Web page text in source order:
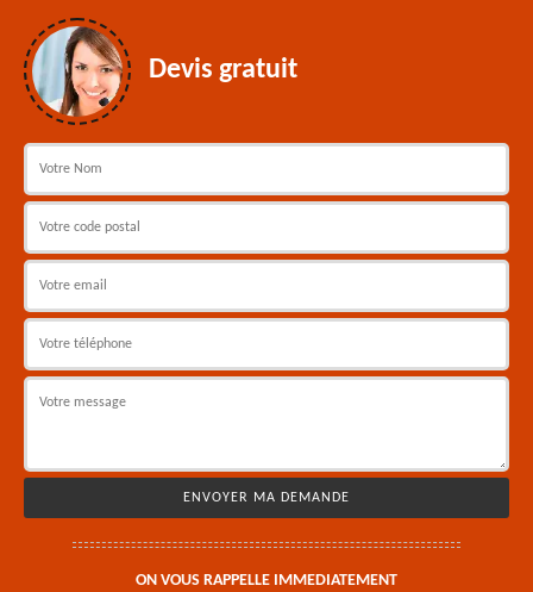
Devis gratuit
ON VOUS RAPPELLE IMMEDIATEMENT